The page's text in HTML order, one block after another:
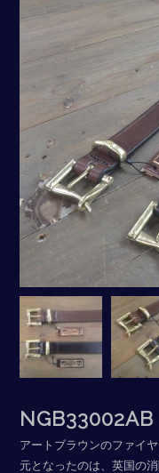
NGB33002AB
アートブラウンのファイ
元となったのは、英国の